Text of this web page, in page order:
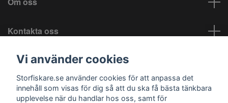
Kontakta oss
Information
Sociala medier
Vi använder cookies
Storfiskare.se använder cookies för att anpassa det
innehåll som visas för dig så att du ska få bästa tänkbara
upplevelse när du handlar hos oss, samt för